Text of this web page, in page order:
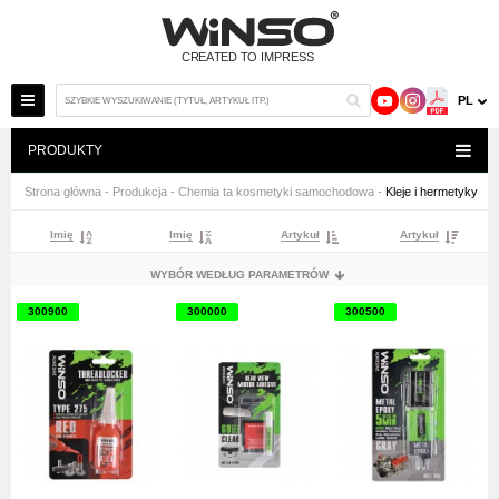
PL
PRODUKTY
Strona główna - Produkcja - Chemia ta kosmetyki samochodowa - Kleje i hermetyky
Imię Imię Artykuł Artykuł
WYBÓR WEDŁUG PARAMETRÓW
20 G
57 G
10 G
25 G
ОБ'ЄМ
300900 300000 300500